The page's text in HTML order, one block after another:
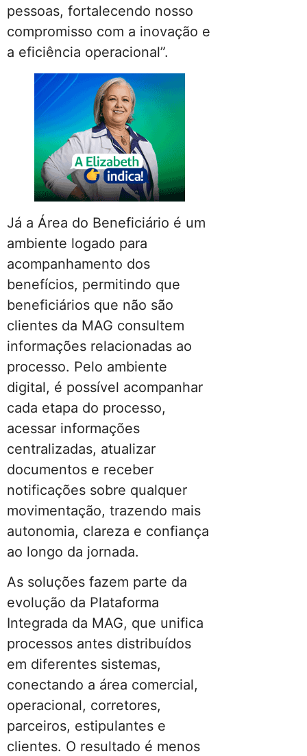
pessoas, fortalecendo nosso
compromisso com a inovação e
a eficiência operacional”.
Já a Área do Beneficiário é um
ambiente logado para
acompanhamento dos
benefícios, permitindo que
beneficiários que não são
clientes da MAG consultem
informações relacionadas ao
processo. Pelo ambiente
digital, é possível acompanhar
cada etapa do processo,
acessar informações
centralizadas, atualizar
documentos e receber
notificações sobre qualquer
movimentação, trazendo mais
autonomia, clareza e confiança
ao longo da jornada.
As soluções fazem parte da
evolução da Plataforma
Integrada da MAG, que unifica
processos antes distribuídos
em diferentes sistemas,
conectando a área comercial,
operacional, corretores,
parceiros, estipulantes e
clientes. O resultado é menos